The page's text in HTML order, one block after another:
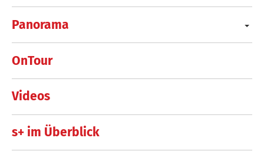
Panorama
OnTour
Videos
s+ im Überblick